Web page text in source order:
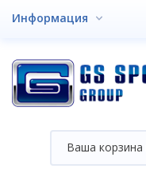
Информация
Ваша корзина